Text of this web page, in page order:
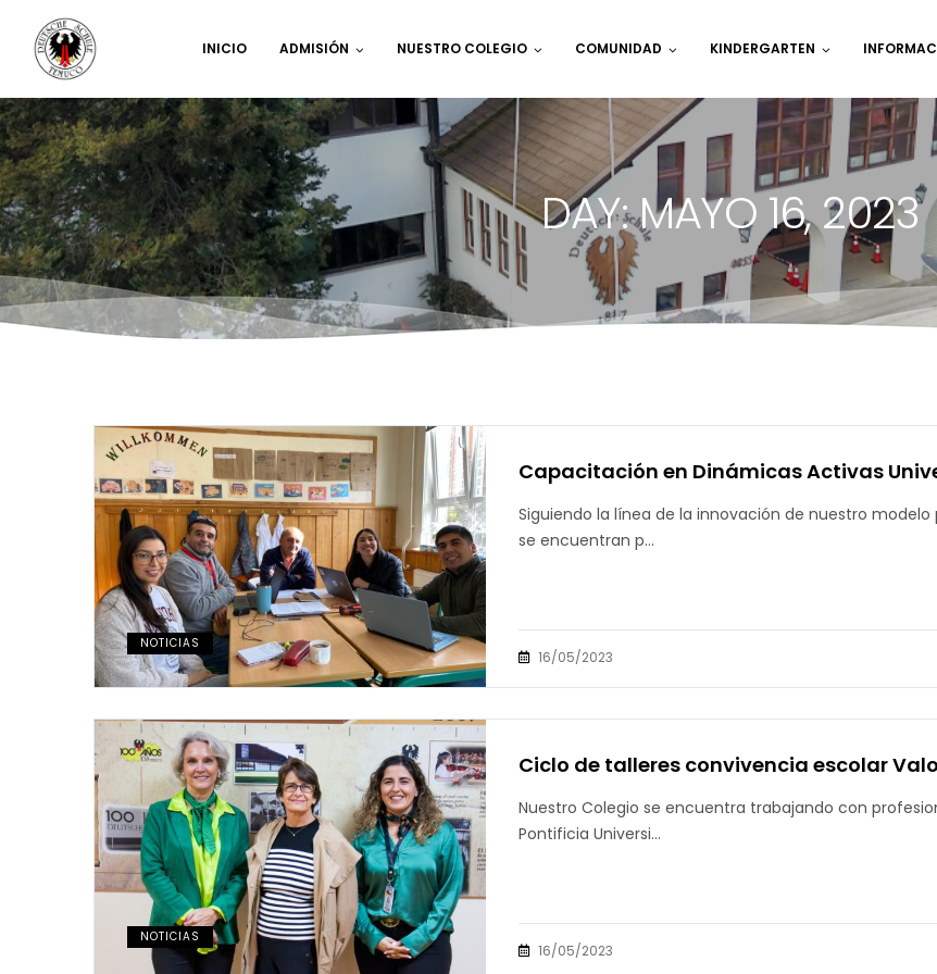
INICIO ADMISIÓN NUESTRO COLEGIO COMUNIDAD KINDERGARTEN
DAY: MAYO 16, 2023
NOTICIAS
Capacitación en Dinámicas Activas
Siguiendo la línea de la innovación de nuestro
se encuentran p...
16/05/2023
NOTICIAS
Ciclo de talleres convivencia escolar
Nuestro Colegio se encuentra trabajando con
Pontificia Universi...
16/05/2023